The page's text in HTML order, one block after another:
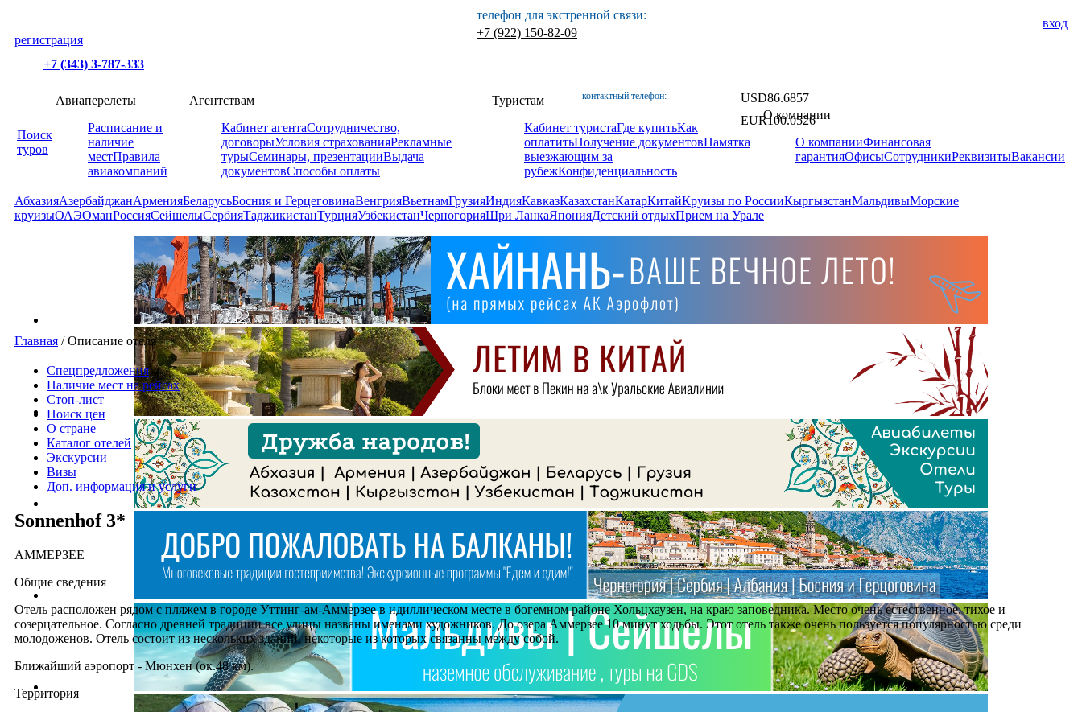
вход
регистрация
+7 (343) 3-787-333
телефон для экстренной связи:
+7 (922) 150-82-09
контактный телефон: USD86.6857
EUR100.0526
Поиск
туров
Авиаперелеты
Расписание и
наличие
местПравила
авиакомпаний
Агентствам
Кабинет агентаСотрудничество,
договорыУсловия страхованияРекламные
турыСеминары, презентацииВыдача
документовСпособы оплаты
Туристам
Кабинет туристаГде купитьКак
оплатитьПолучение документовПамятка
выезжающим за
рубежКонфиденциальность
О компании
О компанииФинансовая
гарантияОфисыСотрудникиРеквизитыВакансии
АбхазияАзербайджанАрменияБеларусьБосния и ГерцеговинаВенгрияВьетнамГрузияИндияКавказКазахстанКатарКитайКруизы по РоссииКыргызстанМальдивыМорские
круизыОАЭОманРоссияСейшелыСербияТаджикистанТурцияУзбекистанЧерногорияШри ЛанкаЯпонияДетский отдыхПрием на Урале
Главная /Описание отеля
Спецпредложения
Наличие мест на рейсах
Стоп-лист
Поиск цен
О стране
Каталог отелей
Экскурсии
Визы
Доп. информация и услуги
Sonnenhof 3*
АММЕРЗЕЕ
Общие сведения
Отель расположен рядом с пляжем в городе Уттинг-ам-Аммерзее в идиллическом месте в богемном районе Хольцхаузен, на краю заповедника. Место очень естественное, тихое и
созерцательное. Согласно древней традиции все улицы названы именами художников. До озера Аммерзее 10 минут ходьбы. Этот отель также очень пользуется популярностью среди
молодоженов. Отель состоит из нескольких зданий, некоторые из которых связанны между собой.
Ближайший аэропорт - Мюнхен (ок.48 км).
Территория